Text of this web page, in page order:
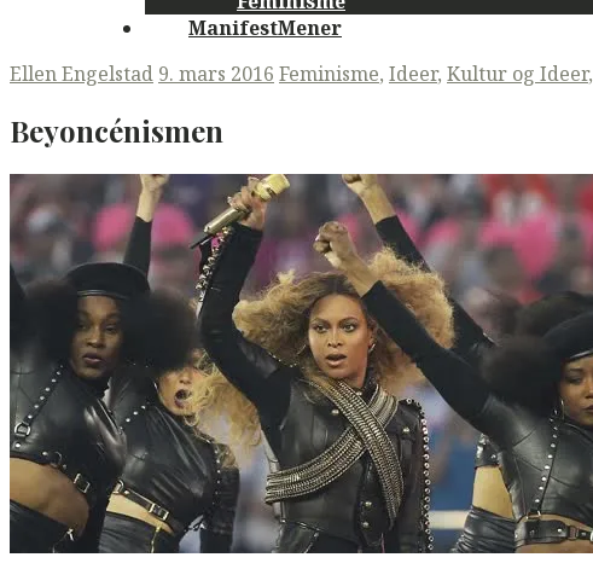
ManifestMener
Ellen Engelstad 9. mars 2016 Feminisme, Ideer, Kultur og Ideer,
Beyoncénismen